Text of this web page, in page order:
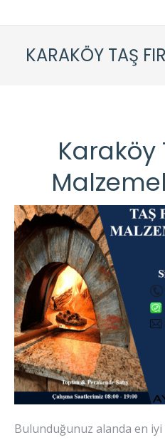
KARAKÖY TAŞ
Karaköy
Bulunduğunuz alanda en